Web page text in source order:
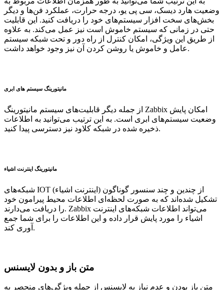
وضعیت هارد دیسک، سی پی یو، درجه حرارت، عملکرد فن‌ها و دیگر
بخش‌های سخت افزار سیستم‌های خود را دریافت کنید. این قابلیت
حتی در زمانی که سیستم خاموش است نیز عمل می‌کند. به علاوه
از طریق این ویژگی، امکان کنترل از راه دور و تحت شبکه سیستم
عامل و خاموش یا روشن کردن آن نیز وجود خواهد داشت.
مانیتورینگ سیستم های ابری
از جمله دیگر قابلیت‌های سیستم مانیتورینگ Zabbix امکان پایش
وضعیت سیستم‌های ابری است. به این ترتیب می‌توانید به اطلاعات
ذخیره شده در شبکه کلاود نیز دسترسی پیدا کنید.
مانیتورینگ اینترنت اشیاء
شبکه‌های IOT (اینترنت اشیاء) از چندین و چند سنسور گوناگون
تشکیل شده‌اند که به صورت لحظه‌ای اطلاعات محیط پیرامون خود
را دریافت می‌دارند. Zabbix می‌تواند اطلاعات شبکه‌های اینترنت
اشیاء را مورد پایش قرار داده و این اطلاعات را برای شما جمع
آوری کند.
متن باز و بدون لایسنس
متن باز بودن و عدم نیاز به لایسنس از جمله ویژگی‌های منحصر به